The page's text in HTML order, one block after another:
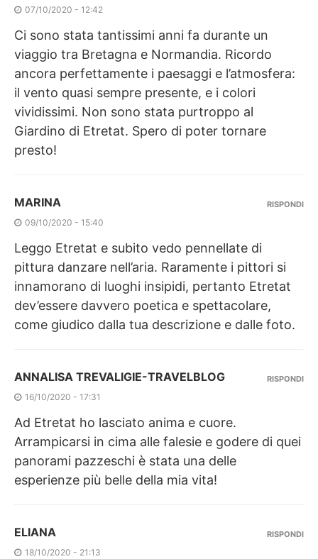
07/10/2020 - 12:42
Ci sono stata tantissimi anni fa durante un
viaggio tra Bretagna e Normandia. Ricordo
ancora perfettamente i paesaggi e l’atmosfera:
il vento quasi sempre presente, e i colori
vividissimi. Non sono stata purtroppo al
Giardino di Etretat. Spero di poter tornare
presto!
MARINA
09/10/2020 - 15:40
Leggo Etretat e subito vedo pennellate di
pittura danzare nell’aria. Raramente i pittori si
innamorano di luoghi insipidi, pertanto Etretat
dev’essere davvero poetica e spettacolare,
come giudico dalla tua descrizione e dalle foto.
RISPONDI
ANNALISA TREVALIGIE-TRAVELBLOG
16/10/2020 - 17:31
Ad Etretat ho lasciato anima e cuore.
Arrampicarsi in cima alle falesie e godere di quei
panorami pazzeschi è stata una delle
esperienze più belle della mia vita!
RISPONDI
ELIANA
18/10/2020 - 21:13
RISPONDI